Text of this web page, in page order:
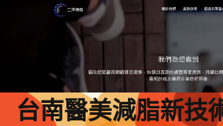
台南醫美減脂新技